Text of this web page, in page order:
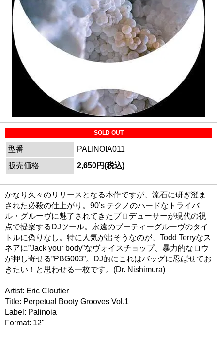
SOLD OUT
型番
PALINOIA011
販売価格
2,650円(税込)
かなり久々のリリースとなる本作ですが、流石に研ぎ澄ま
された必殺の仕上がり。90’s テクノのハードなトライバ
ル・グルーヴに魅了されてきたプロデューサーが現代の視
点で提案するDJツール。永遠のブーティーグルーヴのタイ
トルに偽りなし。特に人気が出そうなのが、Todd Terryなス
ネアに”Jack your body”なヴォイスチョップ、暴力的なロウ
が押し寄せる”PBG003”。DJ的にこれはバッグに忍ばせてお
きたい！と思わせる一枚です。(Dr. Nishimura)
Artist: Eric Cloutier
Title: Perpetual Booty Grooves Vol.1
Label: Palinoia
Format: 12"